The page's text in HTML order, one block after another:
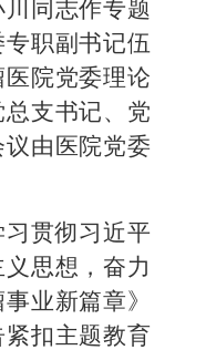
同志作专题
职副书记伍
医院党委理论
总支书记、党
议由 医院党委
习贯彻习近平
思想，奋力
业新篇章》
扣主题教育